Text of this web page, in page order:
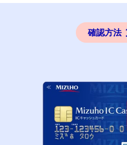
確認方法